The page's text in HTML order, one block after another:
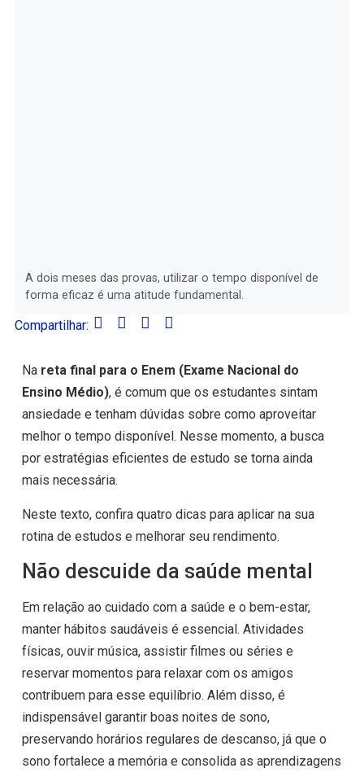
A dois meses das provas, utilizar o tempo disponível de
forma eficaz é uma atitude fundamental.
Compartilhar:
Na reta final para o Enem (Exame Nacional do
Ensino Médio), é comum que os estudantes sintam
ansiedade e tenham dúvidas sobre como aproveitar
melhor o tempo disponível. Nesse momento, a busca
por estratégias eficientes de estudo se torna ainda
mais necessária.
Neste texto, confira quatro dicas para aplicar na sua
rotina de estudos e melhorar seu rendimento.
Não descuide da saúde mental
Em relação ao cuidado com a saúde e o bem-estar,
manter hábitos saudáveis é essencial. Atividades
físicas, ouvir música, assistir filmes ou séries e
reservar momentos para relaxar com os amigos
contribuem para esse equilíbrio. Além disso, é
indispensável garantir boas noites de sono,
preservando horários regulares de descanso, já que o
sono fortalece a memória e consolida as aprendizagens